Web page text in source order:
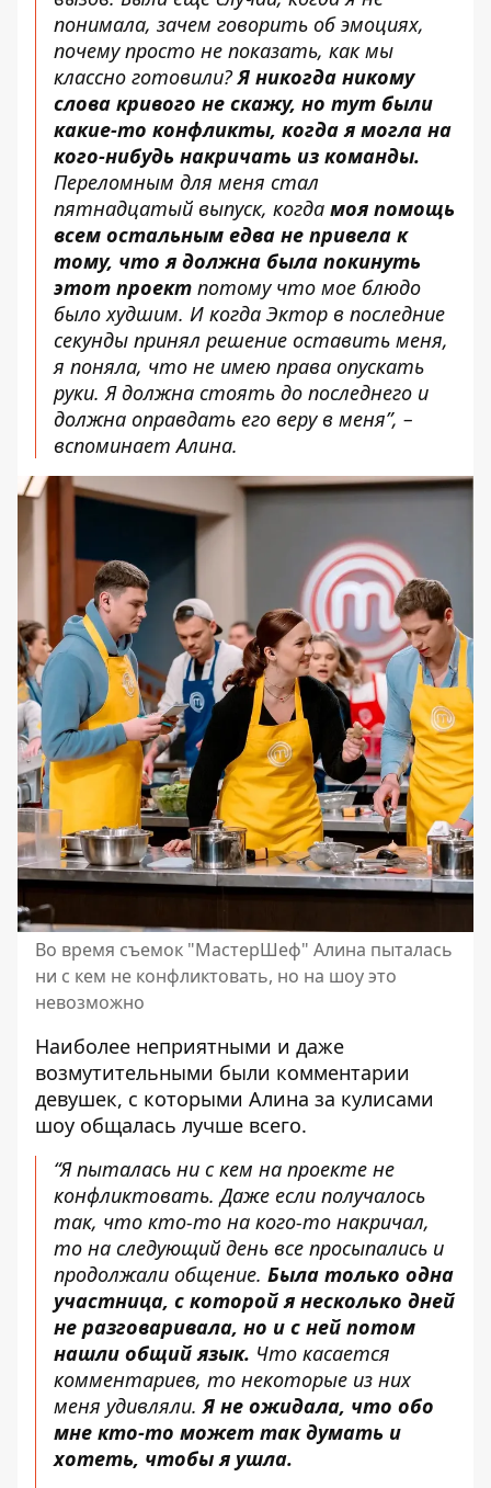
понимала, зачем говорить об эмоциях,
почему просто не показать, как мы
классно готовили?Я никогда никому
слова кривого не скажу, но тут были
какие-то конфликты, когда я могла на
кого-нибудь накричать из команды.
Переломным для меня стал
пятнадцатый выпуск, когда моя помощь
всем остальным едва не привела к
тому, что я должна была покинуть
этот проект потому что мое блюдо
было худшим. И когда Эктор в последние
секунды принял решение оставить меня,
я поняла, что не имею права опускать
руки. Я должна стоять до последнего и
должна оправдать его веру в меня”, –
вспоминает Алина.
Во время съемок "МастерШеф" Алина пыталась
ни с кем не конфликтовать, но на шоу это
невозможно
Наиболее неприятными и даже
возмутительными были комментарии
девушек, с которыми Алина за кулисами
шоу общалась лучше всего.
“Я пыталась ни с кем на проекте не
конфликтовать. Даже если получалось
так, что кто-то на кого-то накричал,
то на следующий день все просыпались и
продолжали общение. Была только одна
участница, с которой я несколько дней
не разговаривала, но и с ней потом
нашли общий язык. Что касается
комментариев, то некоторые из них
меня удивляли. Я не ожидала, что обо
мне кто-то может так думать и
хотеть, чтобы я ушла.